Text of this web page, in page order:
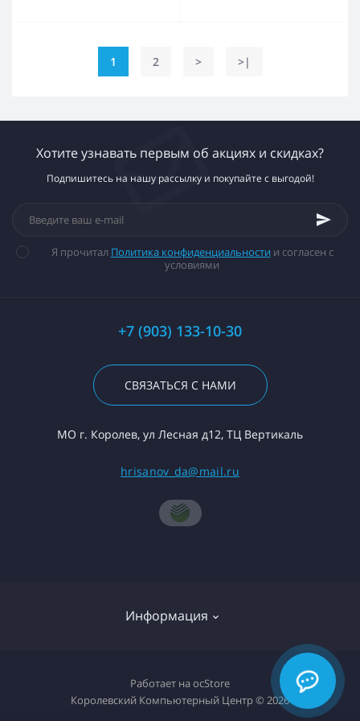
1 2 > >|
Хотите узнавать первым об акциях и скидках?
Подпишитесь на нашу рассылку и покупайте с выгодой!
Я прочитал Политика конфиденциальности и согласен с
условиями
+7 (903) 133-10-30
СВЯЗАТЬСЯ С НАМИ
МО г. Королев, ул Лесная д12, ТЦ Вертикаль
hrisanov_da@mail.ru
Информация
О компании
Доставка товара
Работает на ocStore
Королевский Компьютерный Центр © 2026